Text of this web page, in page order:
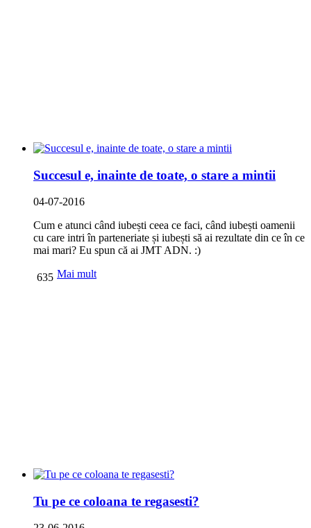
Succesul e, inainte de toate, o stare a mintii
04-07-2016
Cum e atunci când iubești ceea ce faci, când iubești oamenii
cu care intri în parteneriate și iubești să ai rezultate din ce în ce
mai mari? Eu spun că ai JMT ADN. :)
Mai mult
635
Tu pe ce coloana te regasesti?